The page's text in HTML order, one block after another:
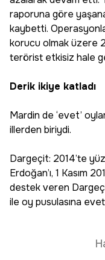
raporuna göre
kaybetti.
korucu olmak üzere
terörist etkisiz hale
Derik ikiye katladı
Mardin de ‘evet’
illerden biriydi.
Dargeçit: 2014’te
Erdoğan’ı, 1 Kasım
destek veren
ile oy pusulasına